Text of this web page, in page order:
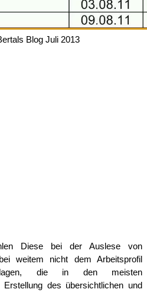
Blog Juli 2013
Diese bei der Auslese von
weitem nicht dem Arbeitsprofil
die in den meisten
des übersichtlichen und